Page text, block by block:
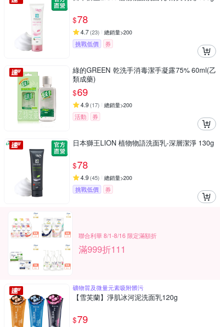
$78
4.7(23) 總銷量>200
挑戰低價 券
綠的GREEN 乾洗手消毒潔手凝露75% 60ml(乙
類成藥)
$69
4.9 (17) 總銷量>200
活動 券
日本獅王LION 植物物語洗面乳-深層潔淨 130g
$78
4.9 (45) 總銷量>200
挑戰低價 券
聯合利華 8/1-8/16 限定滿額折
滿999折111
礦物質及微量元素吸附髒污
【雪芙蘭】淨肌冰河泥洗面乳120g
$79